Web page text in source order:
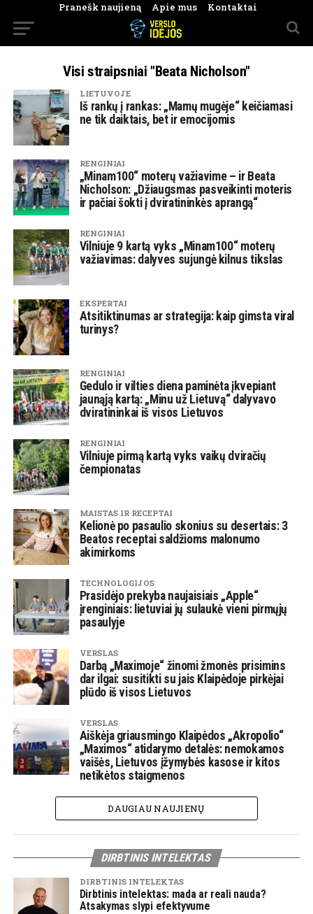
Pranešk naujieną Apie mus Kontaktai
Visi straipsniai "Beata Nicholson"
LIETUVOJE
Iš rankų į rankas: „Mamų mugėje“ keičiamasi
ne tik daiktais, bet ir emocijomis
RENGINIAI
„Minam100“ moterų važiavime – ir Beata
Nicholson: „Džiaugsmas pasveikinti moteris
ir pačiai šokti į dviratininkės aprangą“
RENGINIAI
Vilniuje 9 kartą vyks „Minam100“ moterų
važiavimas: dalyves sujungė kilnus tikslas
EKSPERTAI
Atsitiktinumas ar strategija: kaip gimsta viral
turinys?
RENGINIAI
Gedulo ir vilties diena paminėta įkvepiant
jaunąją kartą: „Minu už Lietuvą“ dalyvavo
dviratininkai iš visos Lietuvos
RENGINIAI
Vilniuje pirmą kartą vyks vaikų dviračių
čempionatas
MAISTAS IR RECEPTAI
Kelionė po pasaulio skonius su desertais: 3
Beatos receptai saldžioms malonumo
akimirkoms
TECHNOLOGIJOS
Prasidėjo prekyba naujaisiais „Apple“
įrenginiais: lietuviai jų sulaukė vieni pirmųjų
pasaulyje
VERSLAS
Darbą „Maximoje“ žinomi žmonės prisimins
dar ilgai: susitikti su jais Klaipėdoje pirkėjai
plūdo iš visos Lietuvos
VERSLAS
Aiškėja griausmingo Klaipėdos „Akropolio“
„Maximos“ atidarymo detalės: nemokamos
vaišės, Lietuvos įžymybės kasose ir kitos
netikėtos staigmenos
DAUGIAU NAUJIENŲ
DIRBTINIS INTELEKTAS
DIRBTINIS INTELEKTAS
Dirbtinis intelektas: mada ar reali nauda?
Atsakymas slypi efektyvume